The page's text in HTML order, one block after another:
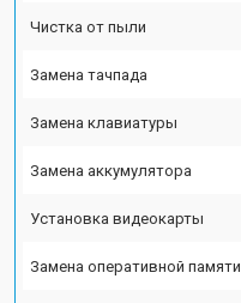
Чистка от пыли
Замена тачпада
Замена клавиатуры
Замена аккумулятора
Установка видеокарты
Замена оперативной памяти